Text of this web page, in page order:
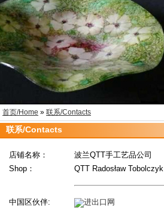
首页/Home » 联系/Contacts
联系/Contacts
店铺名称：
Shop：
波兰QTT手工艺品公司
QTT Radosław Tobolczyk
中国区伙伴: 进出口网